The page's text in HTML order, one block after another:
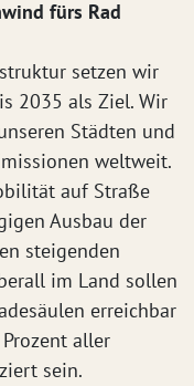
fürs Rad
setzen wir
2035 als Ziel. Wir
Städten und
weltweit.
auf Straße
Ausbau der
steigenden
im Land sollen
erreichbar
aller
sein.